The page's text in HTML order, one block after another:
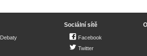
Debaty
Sociální sítě
Facebook
Twitter